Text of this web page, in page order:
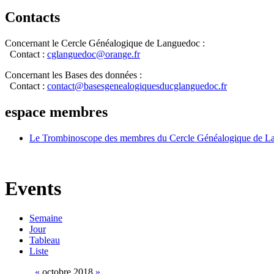
Contacts
Concernant le Cercle Généalogique de Languedoc :
Contact : cglanguedoc@orange.fr
Concernant les Bases des données :
Contact : contact@basesgenealogiquesducglanguedoc.fr
espace membres
Le Trombinoscope des membres du Cercle Généalogique de
Events
Semaine
Jour
Tableau
Liste